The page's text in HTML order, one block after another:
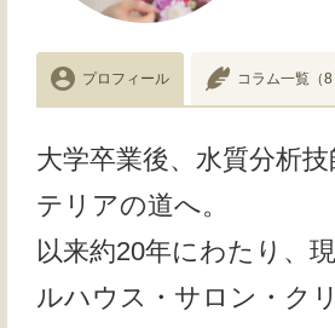
プロフィール コラム一覧 （8
大学卒業後、水質分析
テリアの道へ。
以来約20年にわたり、
ルハウス・サロン・ク